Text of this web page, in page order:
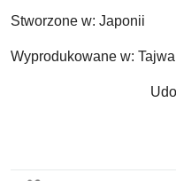
Stworzone w: Japonii
Wyprodukowane w: